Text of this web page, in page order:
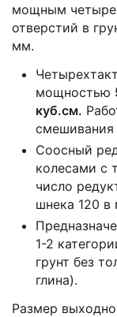
мощным
отверстий в
мм.
мощностью
куб.см.
Соосный
колесами с
число
шнека 120 в
1-2
грунт без
глина).
Размер